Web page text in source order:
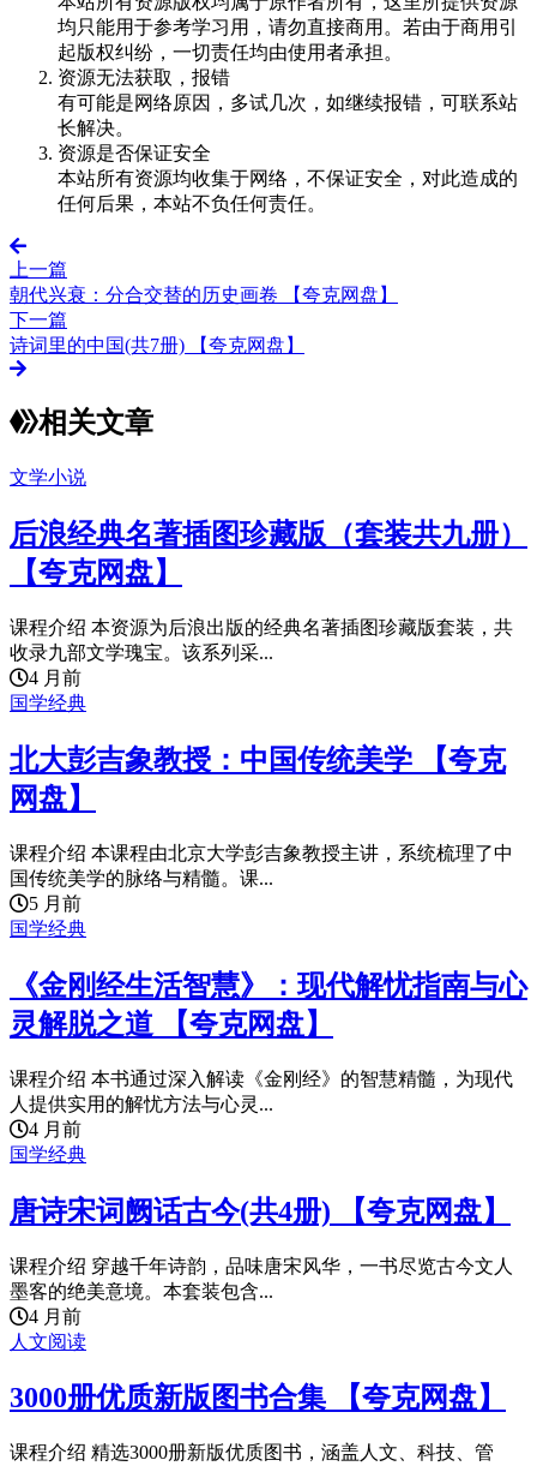
均只能用于参考学习用，请勿直接商用。若由于商用引
起版权纠纷，一切责任均由使用者承担。
资源无法获取，报错
有可能是网络原因，多试几次，如继续报错，可联系站
长解决。
资源是否保证安全
本站所有资源均收集于网络，不保证安全，对此造成的
任何后果，本站不负任何责任。
上一篇
朝代兴衰：分合交替的历史画卷 【夸克网盘】
下一篇
诗词里的中国(共7册) 【夸克网盘】
相关文章
文学小说
后浪经典名著插图珍藏版（套装共九册）
【夸克网盘】
课程介绍 本资源为后浪出版的经典名著插图珍藏版套装，共
收录九部文学瑰宝。该系列采...
4 月前
国学经典
北大彭吉象教授：中国传统美学 【夸克
网盘】
课程介绍 本课程由北京大学彭吉象教授主讲，系统梳理了中
国传统美学的脉络与精髓。课...
5 月前
国学经典
《金刚经生活智慧》：现代解忧指南与心
灵解脱之道 【夸克网盘】
课程介绍 本书通过深入解读《金刚经》的智慧精髓，为现代
人提供实用的解忧方法与心灵...
4 月前
国学经典
唐诗宋词阙话古今(共4册) 【夸克网盘】
课程介绍 穿越千年诗韵，品味唐宋风华，一书尽览古今文人
墨客的绝美意境。本套装包含...
4 月前
人文阅读
3000册优质新版图书合集 【夸克网盘】
课程介绍 精选3000册新版优质图书，涵盖人文、科技、管